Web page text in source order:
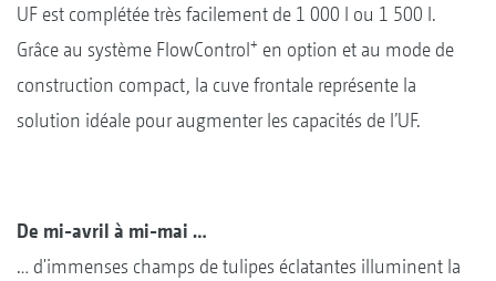
UF est complétée très facilement de 1 000 l ou 1 500 l.
Grâce au système FlowControl+ en option et au mode de
construction compact, la cuve frontale représente la
solution idéale pour augmenter les capacités de l’UF.
De mi-avril à mi-mai …
… d'immenses champs de tulipes éclatantes illuminent la